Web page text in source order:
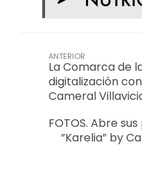
ANTERIOR
La Comarca de
digitalización
Cameral
FOTOS. Abre
”Karelia” by